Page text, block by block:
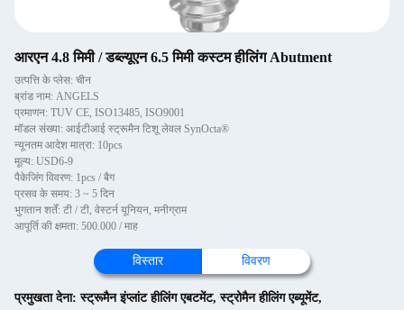
आरएन 4.8 मिमी / डब्ल्यूएन 6.5 मिमी कस्टम हीलिंग Abutment
उत्पत्ति के प्लेस: चीन
ब्रांड नाम: ANGELS
प्रमाणन: TUV CE, ISO13485, ISO9001
मॉडल संख्या: आईटीआई स्ट्रूमैन टिशू लेवल SynOcta®
न्यूनतम आदेश मात्रा: 10pcs
मूल्य: USD6-9
पैकेजिंग विवरण: 1pcs / बैग
प्रसव के समय: 3 ~ 5 दिन
भुगतान शर्तें: टी / टी, वेस्टर्न यूनियन, मनीग्राम
आपूर्ति की क्षमता: 500.000 / माह
विस्तार विवरण
प्रमुखता देना:स्ट्रूमैन इंप्लांट हीलिंग एबटमेंट,स्ट्रोमैन हीलिंग एब्यूमेंट,